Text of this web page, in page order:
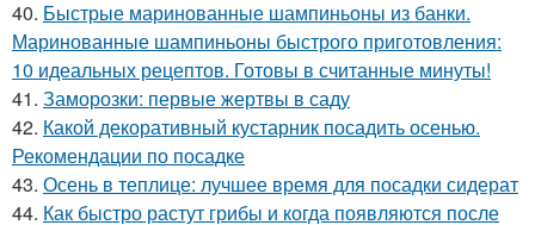
40. Быстрые маринованные шампиньоны из банки.
Маринованные шампиньоны быстрого приготовления:
10 идеальных рецептов. Готовы в считанные минуты!
41. Заморозки: первые жертвы в саду
42. Какой декоративный кустарник посадить осенью.
Рекомендации по посадке
43. Осень в теплице: лучшее время для посадки сидерат
44. Как быстро растут грибы и когда появляются после